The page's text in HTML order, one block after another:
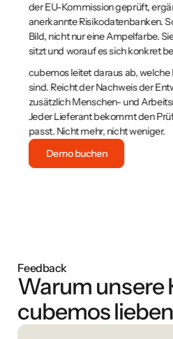
der EU-Kommission geprüft,
anerkannte Risikodatenbanken. So
Bild, nicht nur eine Ampelfarbe. Sie
sitzt und worauf es sich konkret
cubemos leitet daraus ab, welche
sind. Reicht der Nachweis der
zusätzlich Menschen- und
Jeder Lieferant bekommt den
passt. Nicht mehr, nicht weniger.
Demo buchen
Feedback
Warum unsere
cubemos lieben